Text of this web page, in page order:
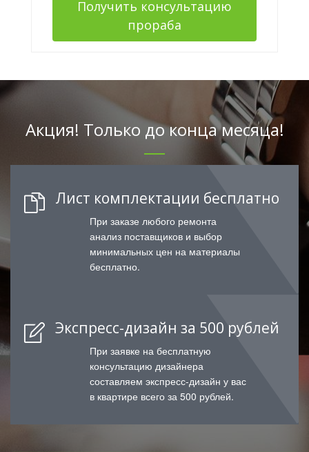
Получить консультацию
прораба
Акция! Только до конца месяца!
Лист комплектации бесплатно
При заказе любого ремонта
анализ поставщиков и выбор
минимальных цен на материалы
бесплатно.
Экспресс-дизайн за 500 рублей
При заявке на бесплатную
консультацию дизайнера
составляем экспресс-дизайн у вас
в квартире всего за 500 рублей.